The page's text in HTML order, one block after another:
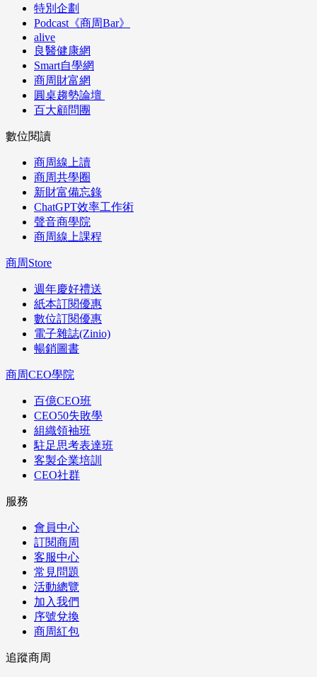
特別企劃
Podcast《商周Bar》
alive
良醫健康網
Smart自學網
商周財富網
圓桌趨勢論壇
百大顧問團
數位閱讀
商周線上讀
商周共學圈
新財富備忘錄
ChatGPT效率工作術
聲音商學院
商周線上課程
商周Store
週年慶好禮送
紙本訂閱優惠
數位訂閱優惠
電子雜誌(Zinio)
暢銷圖書
商周CEO學院
百億CEO班
CEO50失敗學
組織領袖班
駐足思考表達班
客製企業培訓
CEO社群
服務
會員中心
訂閱商周
客服中心
常見問題
活動總覽
加入我們
序號兌換
商周紅包
追蹤商周